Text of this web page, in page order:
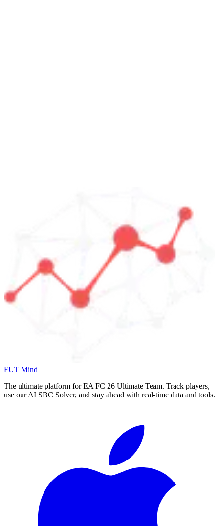
FUT Mind
The ultimate platform for EA FC 26 Ultimate Team. Track players,
use our AI SBC Solver, and stay ahead with real-time data and tools.